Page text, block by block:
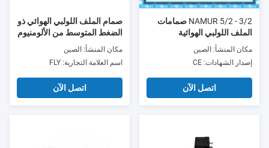
3/2 - 5/2 NAMUR صمامات
الملف اللولبي الهوائية
مكان المنشأ: الصين
إصدار الشهادات: CE
اتصل الآن
صمام الملف اللولبي الهوائي ذو
الضغط المتوسط ​​من الألومنيوم
بثلاث طرق
مكان المنشأ: الصين
اسم العلامة التجارية: FLY
اتصل الآن